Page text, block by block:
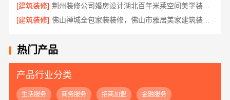
[建筑装修]
荆州装修公司婚房设计湖北百年米莱空间美学装饰材料有限公司
[建筑装修]
佛山禅城全包家装装修，佛山市雅居美家建筑装饰工程有限公司全程托管
热门产品
产品行业分类
生活服务 商务服务 招商加盟 金融服务